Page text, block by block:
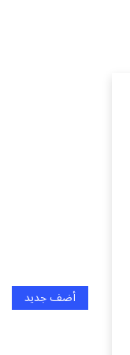
أضف جديد